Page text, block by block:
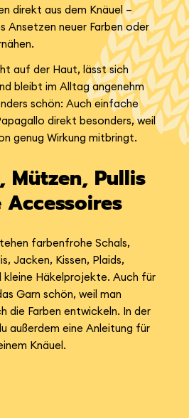
direkt aus dem Knäuel –
Ansetzen neuer Farben oder
auf der Haut, lässt sich
bleibt im Alltag angenehm
schön: Auch einfache
direkt besonders, weil
genug Wirkung mitbringt.
Mützen, Pullis
farbenfrohe Schals,
Jacken, Kissen, Plaids,
kleine Häkelprojekte. Auch für
Garn schön, weil man
die Farben entwickeln. In der
außerdem eine Anleitung für
Knäuel.